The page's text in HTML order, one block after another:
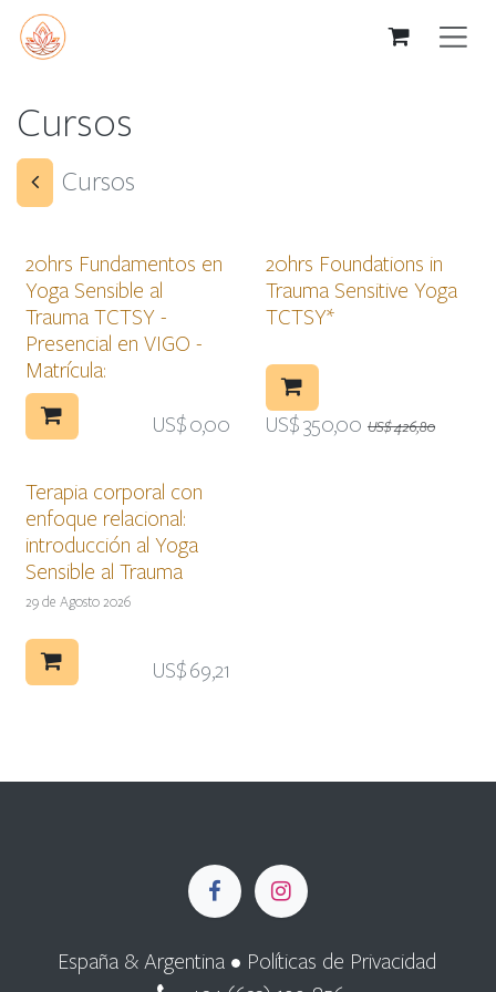
Ir al contenido
Cursos
Cursos
20hrs Fundamentos en
Yoga Sensible al
Trauma TCTSY -
Presencial en VIGO -
Matrícula:
US$0,00
20hrs Foundations in
Trauma Sensitive Yoga
TCTSY*
US$350,00 US$426,80
Terapia corporal con
enfoque relacional:
introducción al Yoga
Sensible al Trauma
29 de Agosto 2026
US$69,21
España & Argentina • Políticas de Privacidad